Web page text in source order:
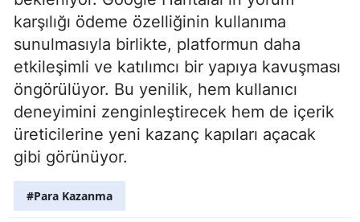
karşılığı ödeme özelliğinin kullanıma
sunulmasıyla birlikte, platformun daha
etkileşimli ve katılımcı bir yapıya kavuşması
öngörülüyor. Bu yenilik, hem kullanıcı
deneyimini zenginleştirecek hem de içerik
üreticilerine yeni kazanç kapıları açacak
gibi görünüyor.
#Para Kazanma